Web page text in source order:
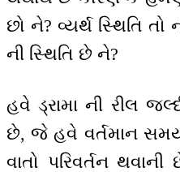
છો ને? વ્યર્થ સ્થિતિ
ની સ્થિતિ છે ને?
હવે ડ્રામા ની રીલ
છે, જે હવે વર્તમાન
વાતો પરિવર્તન